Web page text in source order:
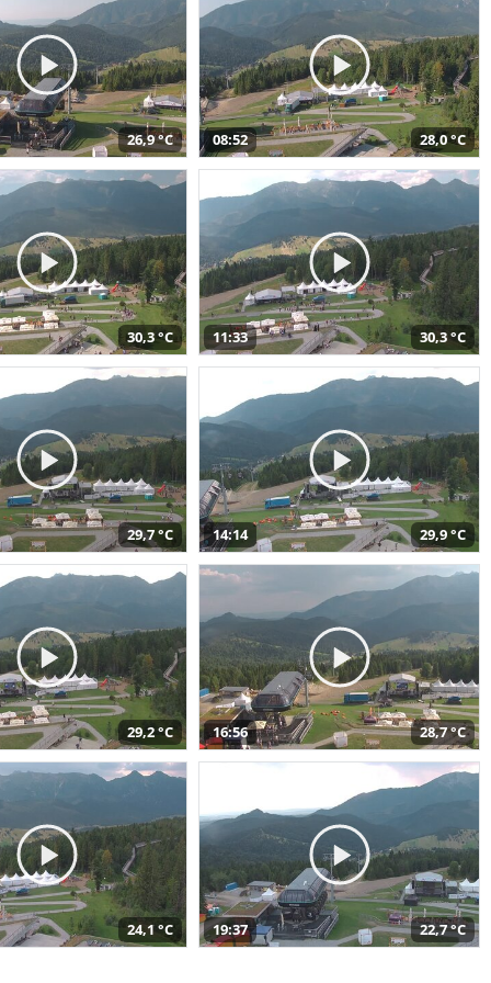
26,9 °C 08:52 28,0 °C
30,3 °C 11:33 30,3 °C
29,7 °C 14:14 29,9 °C
29,2 °C 16:56 28,7 °C
24,1 °C 19:37 22,7 °C